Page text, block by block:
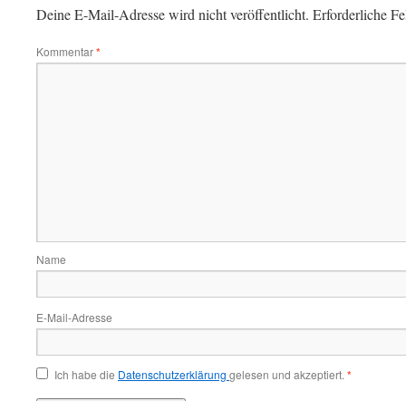
Deine E-Mail-Adresse wird nicht veröffentlicht. Erforderliche
Kommentar*
Name
E-Mail-Adresse
Ich habe die Datenschutzerklärung gelesen und akzeptiert. *